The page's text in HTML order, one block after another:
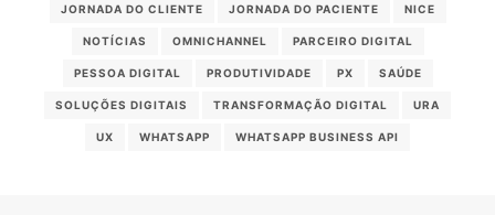
JORNADA DO CLIENTE JORNADA DO PACIENTE NICE
NOTÍCIAS OMNICHANNEL PARCEIRO DIGITAL
PESSOA DIGITAL PRODUTIVIDADE PX SAÚDE
SOLUÇÕES DIGITAIS TRANSFORMAÇÃO DIGITAL URA
UX WHATSAPP WHATSAPP BUSINESS API